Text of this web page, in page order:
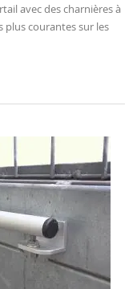
avec des charnières à
plus courantes sur les